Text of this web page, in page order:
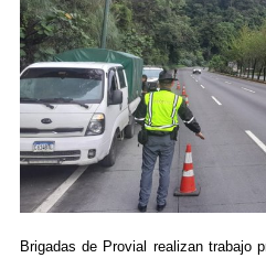
Brigadas de Provial realizan trabajo